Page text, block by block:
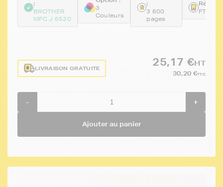
:
BROTHER
MFC J 6520
3
Couleurs
:
3 600
pages
LIVRAISON GRATUITE
25,17 €HT
30,20 €TTC
- +
Ajouter au panier